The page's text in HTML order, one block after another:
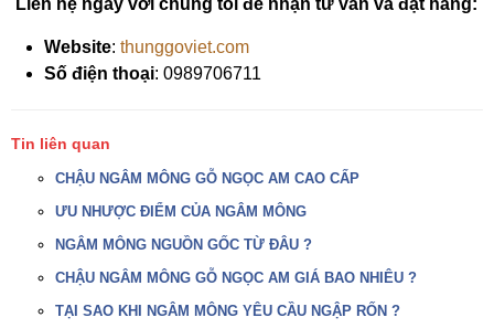
Liên hệ ngay với chúng tôi để nhận tư vấn và đặt hàng:
Website: thunggoviet.com
Số điện thoại: 0989706711
Tin liên quan
CHẬU NGÂM MÔNG GỖ NGỌC AM CAO CẤP
ƯU NHƯỢC ĐIỂM CỦA NGÂM MÔNG
NGÂM MÔNG NGUỒN GỐC TỪ ĐÂU ?
CHẬU NGÂM MÔNG GỖ NGỌC AM GIÁ BAO NHIÊU ?
TẠI SAO KHI NGÂM MÔNG YÊU CẦU NGẬP RỐN ?